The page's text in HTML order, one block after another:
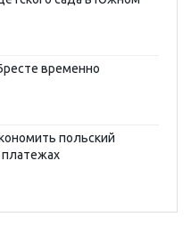
временно
польский